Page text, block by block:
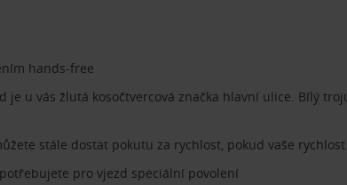
hands-free
u vás žlutá kosočtvercová značka hlavní ulice. Bílý
stále dostat pokutu za rychlost, pokud vaše
pro vjezd speciální povolení